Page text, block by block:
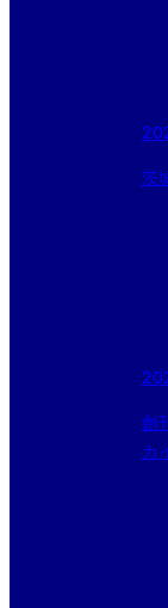
茨
創
カ